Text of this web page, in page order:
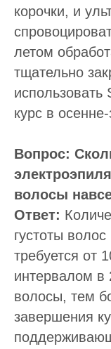
корочки, и
летом
тщательно
курс в
Вопрос:
волосы
Ответ:
густоты
требуется от
интервалом в
волосы, тем
завершения